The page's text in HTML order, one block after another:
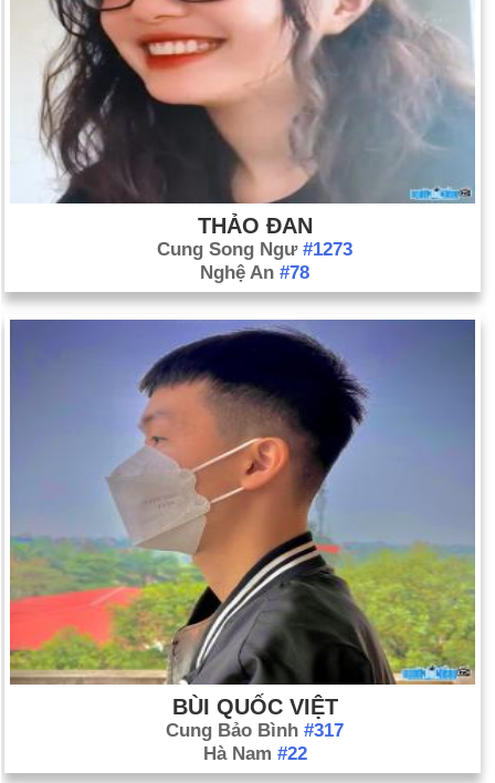
THẢO ĐAN
Cung Song Ngư #1273
Nghệ An #78
BÙI QUỐC VIỆT
Cung Bảo Bình #317
Hà Nam #22